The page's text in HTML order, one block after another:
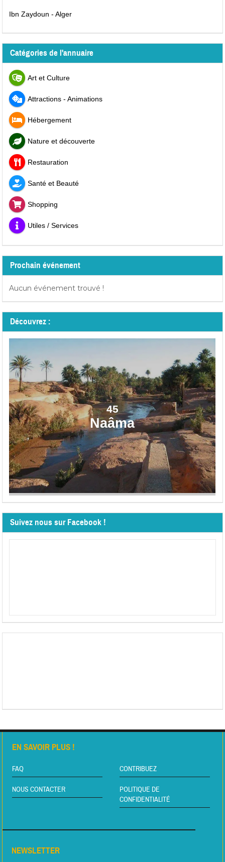
Ibn Zaydoun - Alger
Catégories de l'annuaire
Art et Culture
Attractions - Animations
Hébergement
Nature et découverte
Restauration
Santé et Beauté
Shopping
Utiles / Services
Prochain événement
Aucun événement trouvé !
Découvrez :
45
Naâma
Suivez nous sur Facebook !
EN SAVOIR PLUS !
FAQ CONTRIBUEZ
NOUS CONTACTER
POLITIQUE DE
CONFIDENTIALITÉ
NEWSLETTER